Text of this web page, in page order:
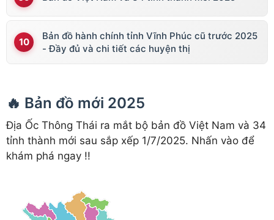
Bản đồ hành chính tỉnh Vĩnh Phúc cũ trước 2025
- Đầy đủ và chi tiết các huyện thị
🔥 Bản đồ mới 2025
Địa Ốc Thông Thái ra mắt bộ bản đồ Việt Nam và 34
tỉnh thành mới sau sắp xếp 1/7/2025. Nhấn vào để
khám phá ngay !!